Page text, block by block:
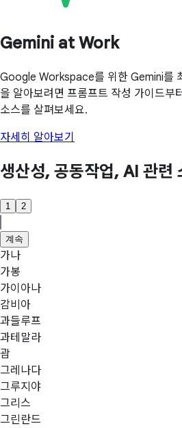
Gemini at Work
Google Workspace를 위한 Gemini를
을 알아보려면 프롬프트 작성 가이드부
소스를 살펴보세요.
자세히 알아보기
생산성, 공동작업, AI 관련
1 2
계속
가나
가봉
가이아나
감비아
과들루프
과테말라
괌
그레나다
그루지야
그리스
그린란드